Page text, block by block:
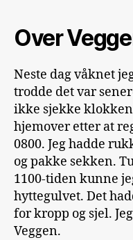
Over
Neste dag våknet
trodde det var
ikke sjekke
hjemover etter at
0800. Jeg hadde
og pakke sekken.
1100-tiden kunne
hyttegulvet. Det
for kropp og sjel.
Veggen.